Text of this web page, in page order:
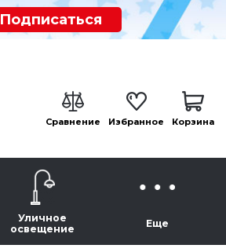
Подписаться
Сравнение Избранное Корзина
Уличное
освещение
Еще